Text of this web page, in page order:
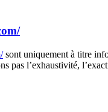
sont uniquement à titre
pas l’exhaustivité,